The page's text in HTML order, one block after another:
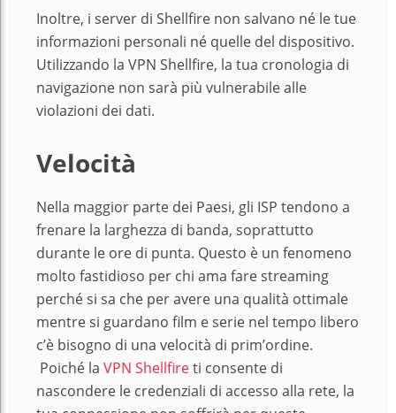
Inoltre, i server di Shellfire non salvano né le tue
informazioni personali né quelle del dispositivo.
Utilizzando la VPN Shellfire, la tua cronologia di
navigazione non sarà più vulnerabile alle
violazioni dei dati.
Velocità
Nella maggior parte dei Paesi, gli ISP tendono a
frenare la larghezza di banda, soprattutto
durante le ore di punta. Questo è un fenomeno
molto fastidioso per chi ama fare streaming
perché si sa che per avere una qualità ottimale
mentre si guardano film e serie nel tempo libero
c’è bisogno di una velocità di prim’ordine.
Poiché la VPN Shellfireti consente di
nascondere le credenziali di accesso alla rete, la